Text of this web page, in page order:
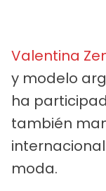
Valentina
y modelo
ha
también
moda.